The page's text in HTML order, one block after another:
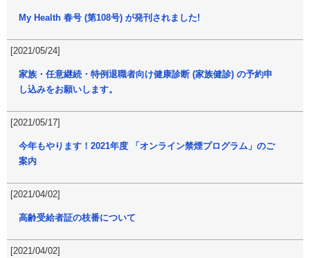
My Health 春号 (第108号) が発刊されました!
[2021/05/24]
家族・任意継続・特例退職者向け健康診断 (家族健診) の予約申
し込みをお願いします。
[2021/05/17]
今年もやります！2021年度 「オンライン禁煙プログラム」のご
案内
[2021/04/02]
高齢受給者証の枝番について
[2021/04/02]